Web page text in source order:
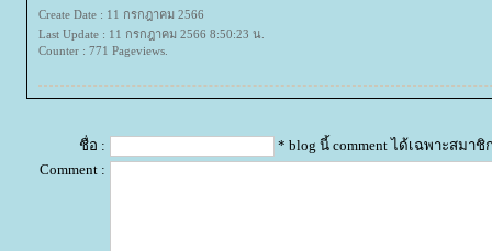
Create Date : 11 กรกฎาคม 2566
Last Update : 11 กรกฎาคม 2566 8:50:23 น.
Counter : 771 Pageviews.
ชื่อ :
* blog นี้ comment ได้เฉพาะสมาชิ
Comment :